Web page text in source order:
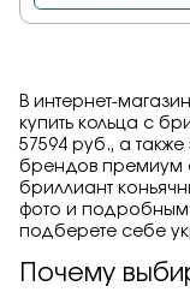
В интернет-
купить кольца с
57594 руб., а
брендов премиум
бриллиант
фото и подробным
подберете себе
Почему